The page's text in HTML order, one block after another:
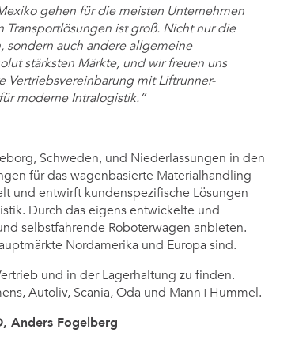
gehen für die meisten Unternehmen
ist groß. Nicht nur die
auch andere allgemeine
stärksten Märkte, und wir freuen uns
Vertriebsvereinbarung mit Liftrunner-
moderne Intralogistik.”
Schweden, und Niederlassungen in den
für das wagenbasierte Materialhandling
und entwirft kundenspezifische Lösungen
Durch das eigens entwickelte und
selbstfahrende Roboterwagen anbieten.
Nordamerika und Europa sind.
und in der Lagerhaltung zu finden.
Autoliv, Scania, Oda und Mann+Hummel.
Anders Fogelberg